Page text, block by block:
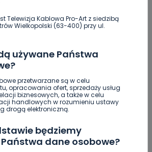
Telewizja Kablowa Pro-Art z siedzibą
Wielkopolski (63-400) przy ul.
używane Państwa
przetwarzane są w celu
opracowania ofert, sprzedaży usług
biznesowych, a także w celu
handlowych w rozumieniu ustawy
drogą elektroniczną.
będziemy
dane osobowe?